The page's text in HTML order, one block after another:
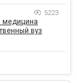
5223
медицина
вуз